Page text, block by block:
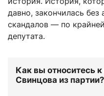
давно, закончилась
скандалов — по
депутата.
Как вы относитесь
Свинцова из партии?